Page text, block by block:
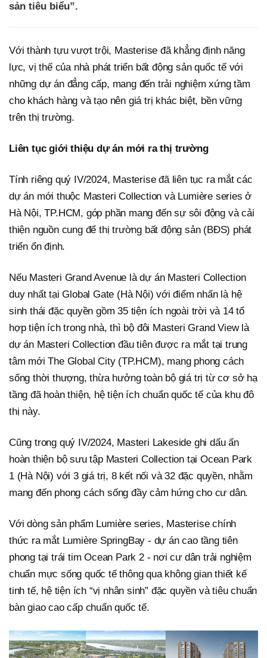
sản tiêu biểu”.
Với thành tựu vượt trội, Masterise đã khẳng định năng
lực, vị thế của nhà phát triển bất động sản quốc tế với
những dự án đẳng cấp, mang đến trải nghiệm xứng tầm
cho khách hàng và tạo nên giá trị khác biệt, bền vững
trên thị trường.
Liên tục giới thiệu dự án mới ra thị trường
Tính riêng quý IV/2024, Masterise đã liên tục ra mắt các
dự án mới thuộc Masteri Collection và Lumière series ở
Hà Nội, TP.HCM, góp phần mang đến sự sôi động và cải
thiện nguồn cung để thị trường bất động sản (BĐS) phát
triển ổn định.
Nếu Masteri Grand Avenue là dự án Masteri Collection
duy nhất tại Global Gate (Hà Nội) với điểm nhấn là hệ
sinh thái đặc quyền gồm 35 tiện ích ngoài trời và 14 tổ
hợp tiện ích trong nhà, thì bộ đôi Masteri Grand View là
dự án Masteri Collection đầu tiên được ra mắt tại trung
tâm mới The Global City (TP.HCM), mang phong cách
sống thời thượng, thừa hưởng toàn bộ giá trị từ cơ sở hạ
tầng đã hoàn thiện, hệ tiện ích chuẩn quốc tế của khu đô
thị này.
Cũng trong quý IV/2024, Masteri Lakeside ghi dấu ấn
hoàn thiện bộ sưu tập Masteri Collection tại Ocean Park
1 (Hà Nội) với 3 giá trị, 8 kết nối và 32 đặc quyền, nhằm
mang đến phong cách sống đầy cảm hứng cho cư dân.
Với dòng sản phẩm Lumière series, Masterise chính
thức ra mắt Lumière SpringBay - dự án cao tầng tiên
phong tại trái tim Ocean Park 2 - nơi cư dân trải nghiệm
chuẩn mực sống quốc tế thông qua không gian thiết kế
tinh tế, hệ tiện ích “vị nhân sinh” đặc quyền và tiêu chuẩn
bàn giao cao cấp chuẩn quốc tế.